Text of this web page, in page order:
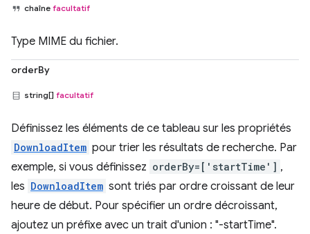
chaîne facultatif
Type MIME du fichier.
orderBy
string[] facultatif
Définissez les éléments de ce tableau sur les propriétés
DownloadItem pour trier les résultats de recherche. Par
exemple, si vous définissez orderBy=['startTime'] ,
les DownloadItem sont triés par ordre croissant de leur
heure de début. Pour spécifier un ordre décroissant,
ajoutez un préfixe avec un trait d'union : "-startTime".